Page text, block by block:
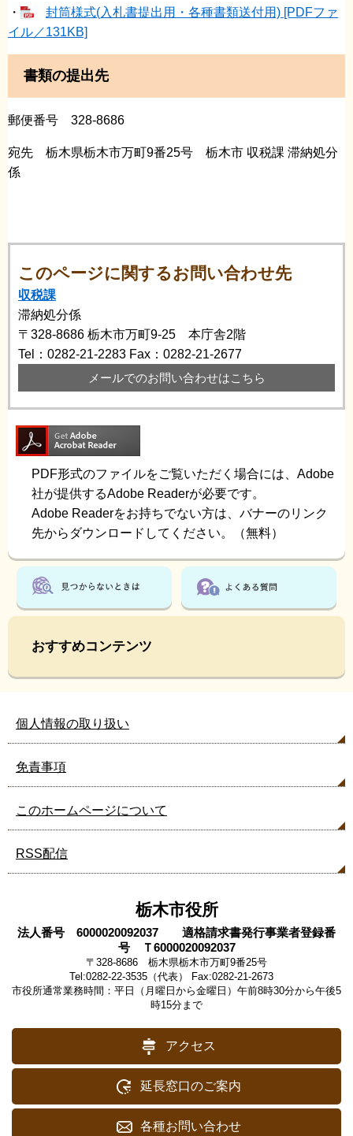
・
封筒様式(入札書提出用・各種書類送付用) [PDFファ
イル／131KB]
書類の提出先
郵便番号 328-8686
宛先 栃木県栃木市万町9番25号 栃木市 収税課 滞納処分
係
このページに関するお問い合わせ先
収税課
滞納処分係
〒328-8686 栃木市万町9-25 本庁舎2階
Tel：0282-21-2283 Fax：0282-21-2677
メールでのお問い合わせはこちら
PDF形式のファイルをご覧いただく場合には、Adobe
社が提供するAdobe Readerが必要です。
Adobe Readerをお持ちでない方は、バナーのリンク
先からダウンロードしてください。（無料）
おすすめコンテンツ
個人情報の取り扱い
免責事項
このホームページについて
RSS配信
栃木市役所
法人番号 6000020092037 適格請求書発行事業者登録番
号 Ｔ6000020092037
〒328-8686 栃木県栃木市万町9番25号
Tel:0282-22-3535（代表） Fax:0282-21-2673
市役所通常業務時間：平日（月曜日から金曜日）午前8時30分から午後5
時15分まで
アクセス
延長窓口のご案内
各種お問い合わせ